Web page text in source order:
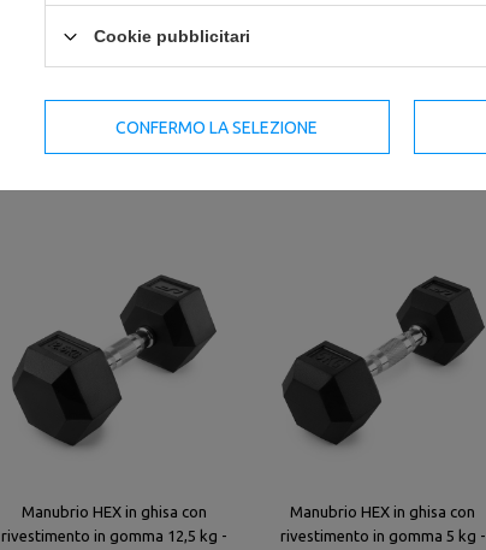
Prezzo del prodotto più basso negli
45,03 €
Prezzo del prodotto più basso negli
Manubrio HEX in ghisa con
rivestimento in gomma 12,5 kg -
Manubrio HEX in ghisa con
rivestimento in gomma 5 kg -
Cookie pubblicitari
CONFERMO LA SELEZIONE